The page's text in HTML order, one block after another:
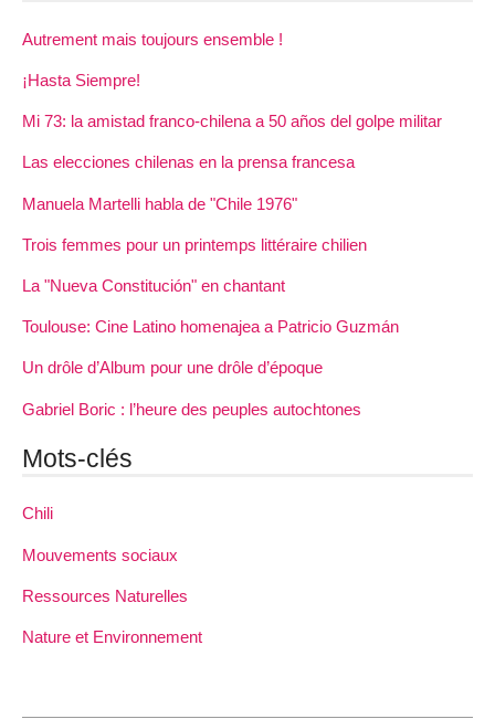
Autrement mais toujours ensemble !
¡Hasta Siempre!
Mi 73: la amistad franco-chilena a 50 años del golpe militar
Las elecciones chilenas en la prensa francesa
Manuela Martelli habla de "Chile 1976"
Trois femmes pour un printemps littéraire chilien
La "Nueva Constitución" en chantant
Toulouse: Cine Latino homenajea a Patricio Guzmán
Un drôle d’Album pour une drôle d’époque
Gabriel Boric : l’heure des peuples autochtones
Mots-clés
Chili
Mouvements sociaux
Ressources Naturelles
Nature et Environnement